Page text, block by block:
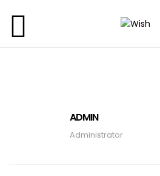
ADMIN
Administrator